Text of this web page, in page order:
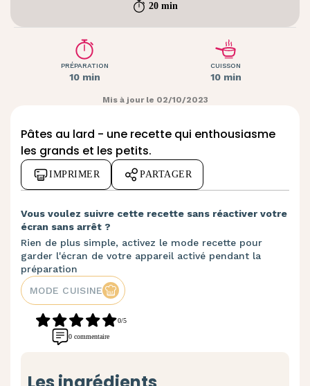
20 min
PRÉPARATION
10 min
CUISSON
10 min
Mis à jour le 02/10/2023
Pâtes au lard - une recette qui enthousiasme
les grands et les petits.
IMPRIMER PARTAGER
Vous voulez suivre cette recette sans réactiver votre
écran sans arrêt ?
Rien de plus simple, activez le mode recette pour
garder l'écran de votre appareil activé pendant la
préparation
MODE CUISINE
0/5
0 commentaire